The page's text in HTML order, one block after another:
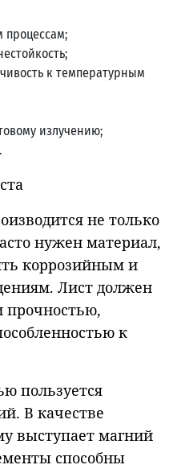
процессам;
к температурным
излучению;
не только
нужен материал,
коррозийным и
Лист должен
прочностью,
к
пользуется
В качестве
выступает магний
способны